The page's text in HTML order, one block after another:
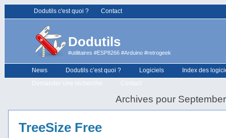
Dodutils c'est quoi ? Contact
Dodutils
#utilitaires #ESP8266 #Arduino #retrogeek
News Dodutils c’est quoi ? Logiciels
Index des
Demander une recherche
Contact
Archives pour
TreeSize Free